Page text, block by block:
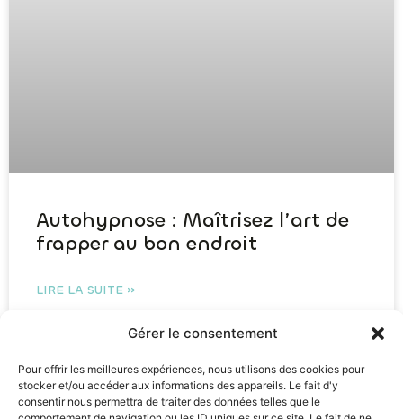
Gérer le consentement
Pour offrir les meilleures expériences, nous utilisons des cookies pour
stocker et/ou accéder aux informations des appareils. Le fait d'y
consentir nous permettra de traiter des données telles que le
Autohypnose : Maîtrisez l’art de
frapper au bon endroit
LIRE LA SUITE »
Autohypnose : Comment l’utiliser
facilement au quotidien ?